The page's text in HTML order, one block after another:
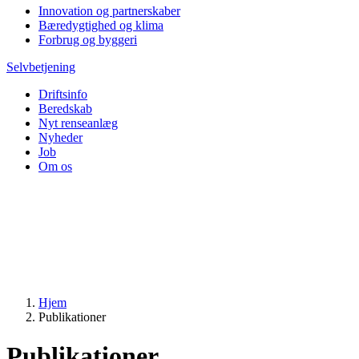
Innovation og partnerskaber
Bæredygtighed og klima
Forbrug og byggeri
Selvbetjening
Driftsinfo
Beredskab
Nyt renseanlæg
Nyheder
Job
Om os
Hjem
Publikationer